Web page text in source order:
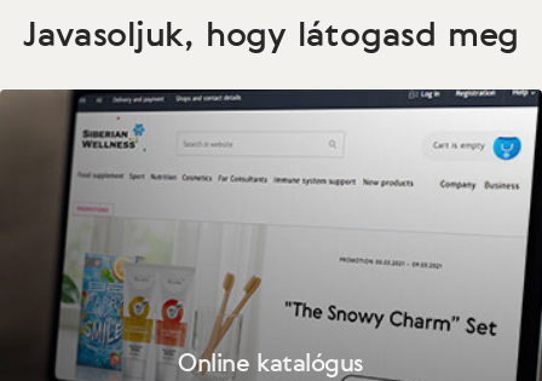
Javasoljuk, hogy látogasd meg
Online katalógus